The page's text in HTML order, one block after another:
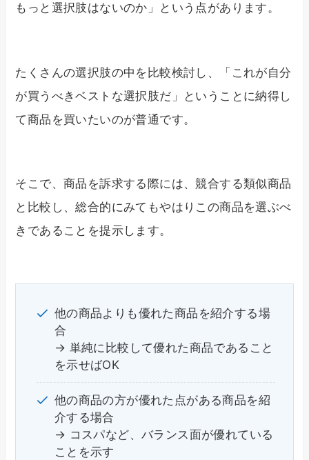
もっと選択肢はないのか」という点があります。
たくさんの選択肢の中を比較検討し、「これが自分
が買うべきベストな選択肢だ」ということに納得し
て商品を買いたいのが普通です。
そこで、商品を訴求する際には、競合する類似商品
と比較し、総合的にみてもやはりこの商品を選ぶべ
きであることを提示します。
他の商品よりも優れた商品を紹介する場
合
→ 単純に比較して優れた商品であること
を示せばOK
他の商品の方が優れた点がある商品を紹
介する場合
→ コスパなど、バランス面が優れている
ことを示す